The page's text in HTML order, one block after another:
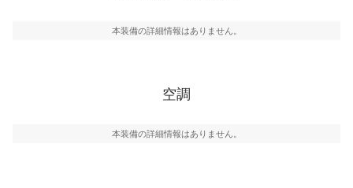
本装備の詳細情報はありません。
空調
本装備の詳細情報はありません。